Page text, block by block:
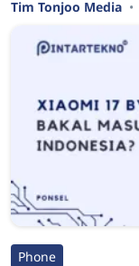
Tim Tonjoo Media
Phone